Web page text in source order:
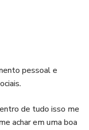
pessoal e
de tudo isso me
achar em uma boa